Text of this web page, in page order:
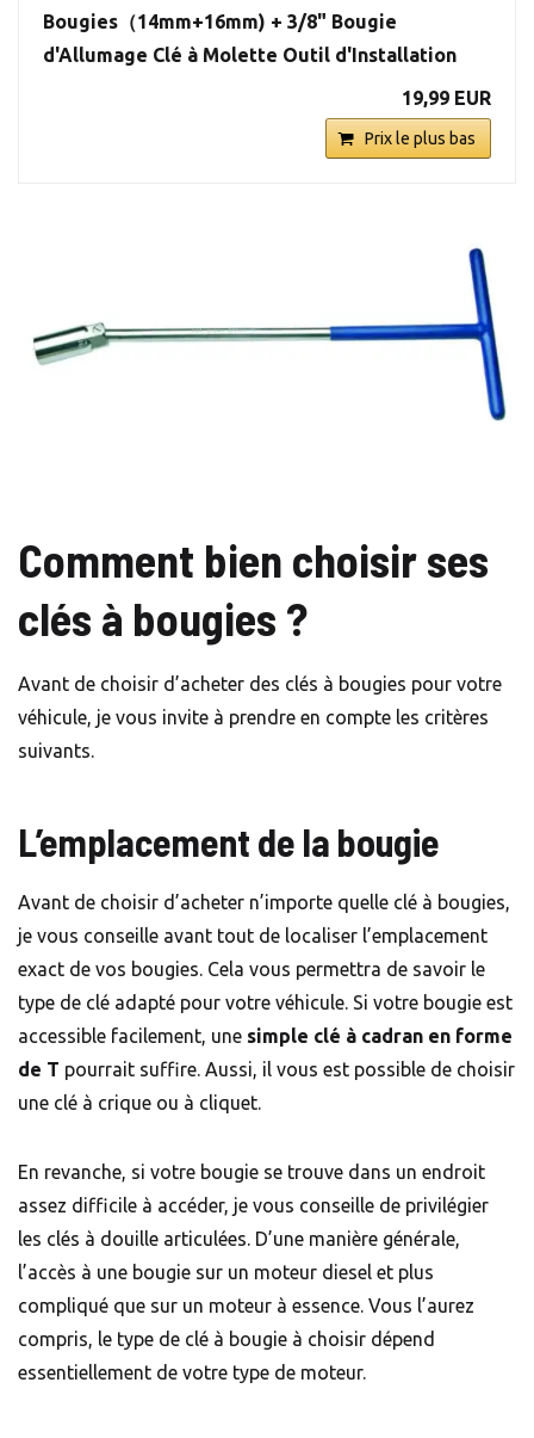
Bougies（14mm+16mm) + 3/8" Bougie
d'Allumage Clé à Molette Outil d'Installation
19,99 EUR
Prix le plus bas
Comment bien choisir ses
clés à bougies ?
Avant de choisir d’acheter des clés à bougies pour votre
véhicule, je vous invite à prendre en compte les critères
suivants.
L’emplacement de la bougie
Avant de choisir d’acheter n’importe quelle clé à bougies,
je vous conseille avant tout de localiser l’emplacement
exact de vos bougies. Cela vous permettra de savoir le
type de clé adapté pour votre véhicule. Si votre bougie est
accessible facilement, une simple clé à cadran en forme
de T pourrait suffire. Aussi, il vous est possible de choisir
une clé à crique ou à cliquet.
En revanche, si votre bougie se trouve dans un endroit
assez difficile à accéder, je vous conseille de privilégier
les clés à douille articulées. D’une manière générale,
l’accès à une bougie sur un moteur diesel et plus
compliqué que sur un moteur à essence. Vous l’aurez
compris, le type de clé à bougie à choisir dépend
essentiellement de votre type de moteur.